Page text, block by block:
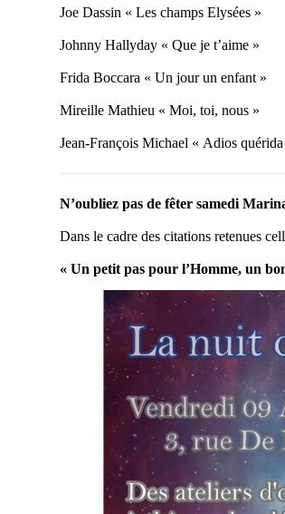
Joe Dassin « Les champs Elysées »
Johnny Hallyday « Que je t’aime »
Frida Boccara « Un jour un enfant »
Mireille Mathieu « Moi, toi, nous »
Jean-François Michael « Adios
N’oubliez pas de fêter samedi
Dans le cadre des citations retenues
« Un petit pas pour l’Homme, un